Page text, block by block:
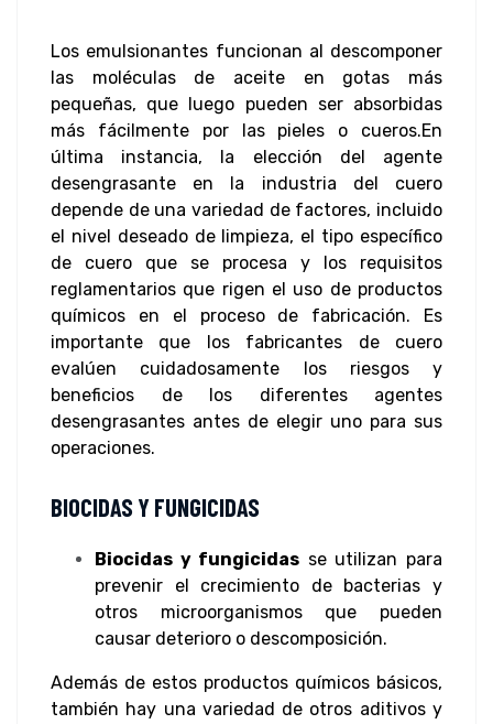
Los emulsionantes funcionan al descomponer
las moléculas de aceite en gotas más
pequeñas, que luego pueden ser absorbidas
más fácilmente por las pieles o cueros.En
última instancia, la elección del agente
desengrasante en la industria del cuero
depende de una variedad de factores, incluido
el nivel deseado de limpieza, el tipo específico
de cuero que se procesa y los requisitos
reglamentarios que rigen el uso de productos
químicos en el proceso de fabricación. Es
importante que los fabricantes de cuero
evalúen cuidadosamente los riesgos y
beneficios de los diferentes agentes
desengrasantes antes de elegir uno para sus
operaciones.
BIOCIDAS Y FUNGICIDAS
Biocidas y fungicidas se utilizan para
prevenir el crecimiento de bacterias y
otros microorganismos que pueden
causar deterioro o descomposición.
Además de estos productos químicos básicos,
también hay una variedad de otros aditivos y